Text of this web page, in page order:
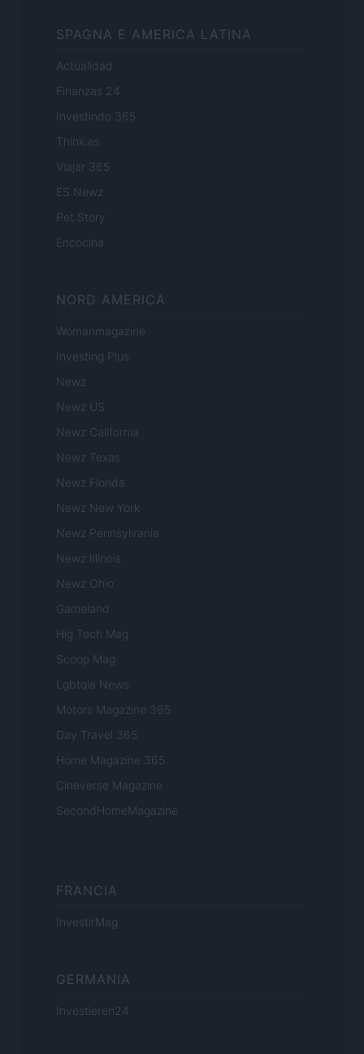
SPAGNA E AMERICA LATINA
Actualidad
Finanzas 24
Investindo 365
Think.es
Viajar 365
ES Newz
Pet Story
Encocina
NORD AMERICA
Womanmagazine
Investing Plus
Newz
Newz US
Newz California
Newz Texas
Newz Florida
Newz New York
Newz Pennsylvania
Newz Illinois
Newz Ohio
Gameland
Hig Tech Mag
Scoop Mag
Lgbtqia News
Motors Magazine 365
Day Travel 365
Home Magazine 365
Cineverse Magazine
SecondHomeMagazine
FRANCIA
InvestirMag
GERMANIA
Investieren24